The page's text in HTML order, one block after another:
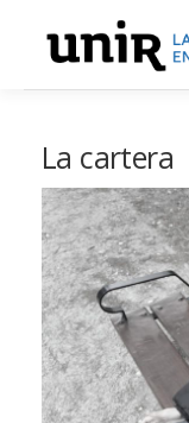
content
La cartera